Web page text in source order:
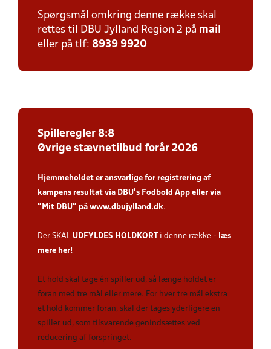
Spørgsmål omkring denne række skal
rettes til DBU Jylland Region 2 på mail
eller på tlf: 8939 9920
Spilleregler 8:8
Øvrige stævnetilbud forår 2026
Hjemmeholdet er ansvarlige for registrering af
kampens resultat via DBU’s Fodbold App eller via
”Mit DBU” på www.dbujylland.dk.
Der SKAL UDFYLDES HOLDKORTi denne række - læs
mere her!
Et hold skal tage én spiller ud, så længe holdet er
foran med tre mål eller mere. For hver tre mål ekstra
et hold kommer foran, skal der tages yderligere en
spiller ud, som tilsvarende genindsættes ved
reducering af forspringet.